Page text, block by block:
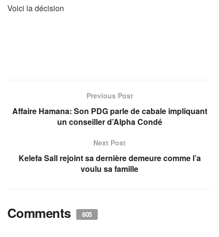
Voici la décision
Previous Post
Affaire Hamana: Son PDG parle de cabale impliquant
un conseiller d’Alpha Condé
Next Post
Kelefa Sall rejoint sa dernière demeure comme l’a
voulu sa famille
Comments 805